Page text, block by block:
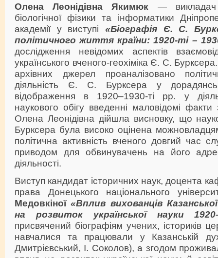
Олена Леонідівна Якимюк — викладач
біологічної фізики та інформатики
академії у виступі «Біографія Є. С.
політичного життя країни: 1920-ті –
дослідження невідомих аспектів
українського вченого-геохіміка Є. С.
архівних джерел проаналізовано
діяльність Є. С. Бурксера у
відображення в 1920–1930-ті рр. у
наукового обігу введенні маловідомі факти
Олена Леонідівна дійшла висновку, що
Бурксера була високо оцінена
політична активність вченого довгий час
приводом для обвинувачень на його
діяльності.
Виступ кандидат історичних наук, доцента
права Донецького національного
Медовкіної «Вплив вихованців
на розвиток української науки
присвячений біографіям учених, істориків
навчалися та працювали у Казанській
Дмитрієвський, І. Соколов), а згодом